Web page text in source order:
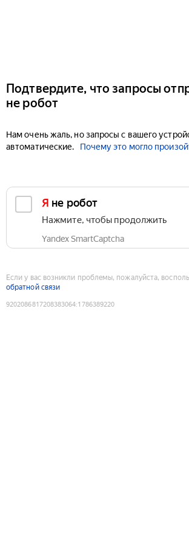
Подтвердите, что запросы
не робот
Нам очень жаль, но запросы с вашего
автоматические.
Почему это могло
Я не робот
Нажмите, чтобы продолжить
Yandex SmartCaptcha
Если у вас возникли проблемы, пожалуйста,
обратной связи
9202086817208383064:1786389220